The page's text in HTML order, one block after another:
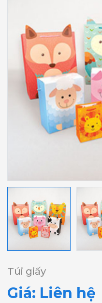
Túi giấy
Giá: Liên hệ